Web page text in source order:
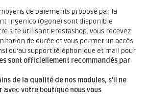
de paiements proposé par la
Ingenico (Ogone) sont disponible
site utilisant PrestaShop. Vous recevez
de durée et vous permet un accès
qu’au support téléphonique et mail pour
sont officiellement recommandés par
de la qualité de nos modules, s’il ne
votre boutique nous vous